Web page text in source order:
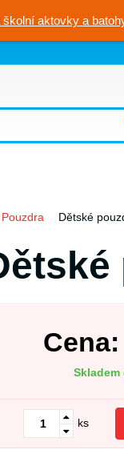
aktovky a
Pouzdra Dětské
Cena:
Skladem
ks